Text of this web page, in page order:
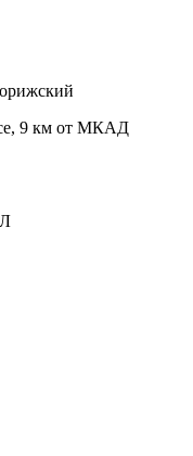
9 км от МКАД